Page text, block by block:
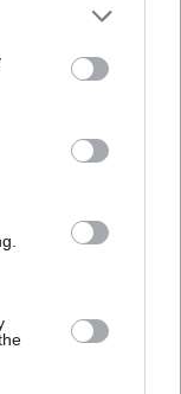
or more Google
You may click to
party tags to
in below Google